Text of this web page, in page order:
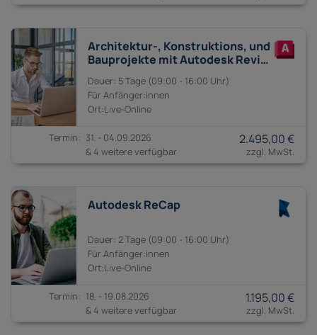
Architektur-, Konstruktions, und
Bauprojekte mit Autodesk Revit,
AutoCAD und Civil 3D
5 Tage 09:00 - 16:00
Anfänger:innen
31. - 04.09.2026
& 4 weitere verfügbar
2.495,00 €
Autodesk ReCap
2 Tage 09:00 - 16:00
Anfänger:innen
18. - 19.08.2026
& 4 weitere verfügbar
1.195,00 €